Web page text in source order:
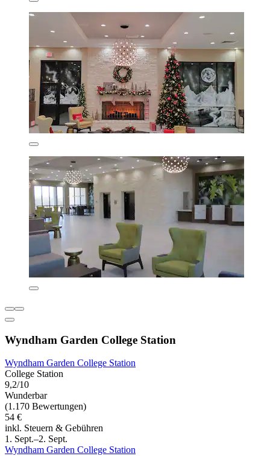
Wyndham Garden College Station
Wyndham Garden College Station
College Station
9,2/10
Wunderbar
(1.170 Bewertungen)
54 €
inkl. Steuern & Gebühren
1. Sept.–2. Sept.
Wyndham Garden College Station